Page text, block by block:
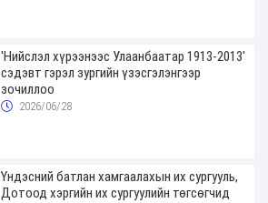
'Нийслэл хүрээнээс Улаанбаатар 1913-2013'
сэдэвт гэрэл зургийн үзэсгэлэнгээр
зочиллоо
2026/06/28
Үндэсний батлан хамгаалахын их сургууль,
Дотоод хэргийн их сургуулийн төгсөгчид